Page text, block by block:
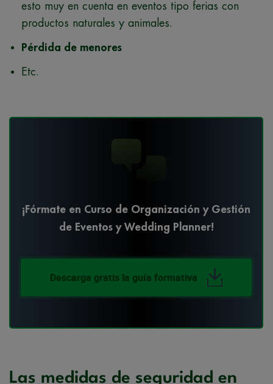
esto muy en cuenta en eventos tipo ferias con
productos naturales y animales.
Pérdida de menores
Etc.
¡Fórmate en Curso de Organización y Gestión
de Eventos y Wedding Planner!
Descarga gratis la guía formativa
Las medidas de seguridad en